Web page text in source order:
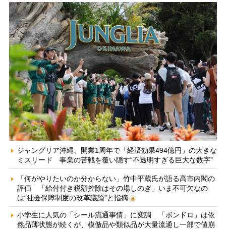
ジャングリア沖縄、開業1周年で「経済効果494億円」の大きな
ミスリード 事業の苦戦を覆い隠す“不透明すぎる巨大な数字”
「何がやりたいのか分からない」竹中平蔵氏が語る高市内閣の
評価 「給付付き税額控除はその場しのぎ」いま不可欠なの
は“社会保障制度の改革議論”と指摘
小学生に人気の「シール流通事情」に変調 「ボンドロ」は依
然品薄状態が続くが、模倣品や類似品が大量流通し一部で値崩